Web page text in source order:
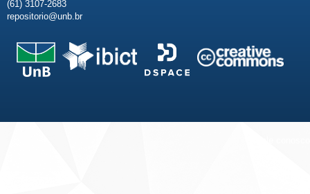
(61) 3107-2683
repositorio@unb.br